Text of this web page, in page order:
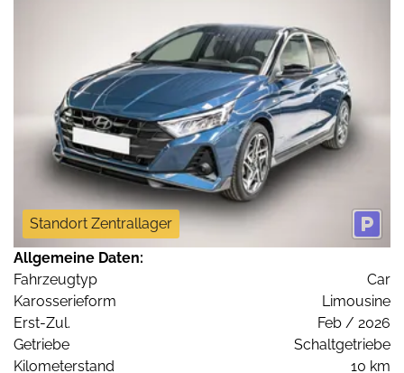
Standort Zentrallager
Allgemeine Daten:
Fahrzeugtyp
Car
Karosserieform
Limousine
Erst-Zul.
Feb / 2026
Getriebe
Schaltgetriebe
Kilometerstand
10 km